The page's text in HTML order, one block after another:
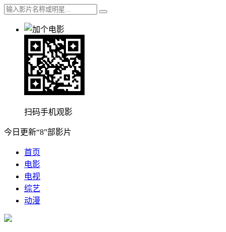
扫码手机观影
今日更新“8”部影片
首页
电影
电视
综艺
动漫